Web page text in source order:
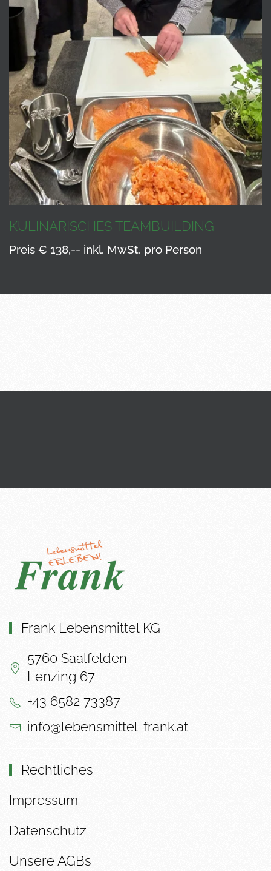
KULINARISCHES TEAMBUILDING
Preis € 138,-- inkl. MwSt. pro Person
Frank Lebensmittel KG
5760 Saalfelden
Lenzing 67
+43 6582 73387
info@lebensmittel-frank.at
Rechtliches
Impressum
Datenschutz
Unsere AGBs